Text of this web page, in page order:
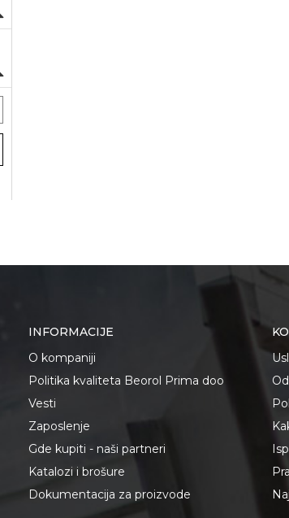
INFORMACIJE
O kompaniji
Politika kvaliteta Beorol Prima doo
Vesti
Zaposlenje
Gde kupiti - naši partneri
Katalozi i brošure
Dokumentacija za proizvode